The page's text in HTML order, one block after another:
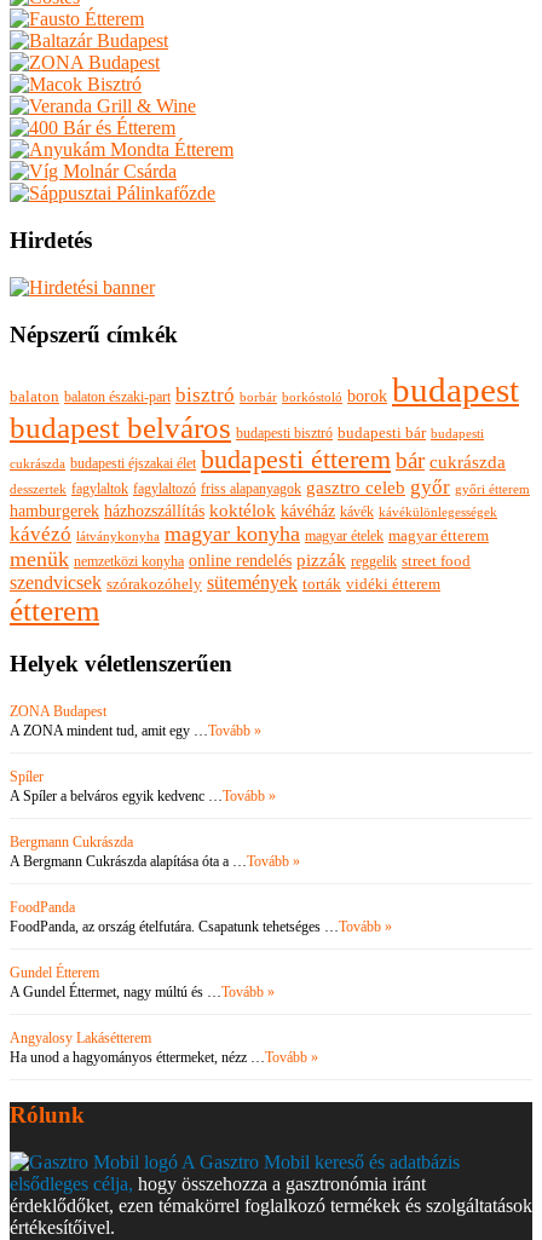
Hirdetés
Népszerű címkék
balaton balaton északi-part bisztró borbár borkóstoló borok budapest
budapest belváros budapesti bisztró budapesti bár budapesti
cukrászda budapesti éjszakai élet budapesti étterembár cukrászda
desszertek fagylaltok fagylaltozó friss alapanyagok gasztro celeb győr győri étterem
hamburgerek házhozszállítás koktélok kávéház kávék kávékülönlegességek
kávézó látványkonyha magyar konyha magyar ételek magyar étterem
menük nemzetközi konyha online rendelés pizzák reggelik street food
szendvicsek szórakozóhely sütemények torták vidéki étterem
étterem
Helyek véletlenszerűen
ZONA Budapest
A ZONA mindent tud, amit egy … Tovább »
Spíler
A Spíler a belváros egyik kedvenc … Tovább »
Bergmann Cukrászda
A Bergmann Cukrászda alapítása óta a … Tovább »
FoodPanda
FoodPanda, az ország ételfutára. Csapatunk tehetséges … Tovább »
Gundel Étterem
A Gundel Éttermet, nagy múltú és … Tovább »
Angyalosy Lakásétterem
Ha unod a hagyományos éttermeket, nézz … Tovább »
Rólunk
A Gasztro Mobil kereső és adatbázis
elsődleges célja, hogy összehozza a gasztronómia iránt
érdeklődőket, ezen témakörrel foglalkozó termékek és szolgáltatások
értékesítőivel.